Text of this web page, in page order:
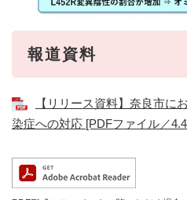
報道資料
【リリース資料】奈良市に
染症への対応 [PDFファイル／